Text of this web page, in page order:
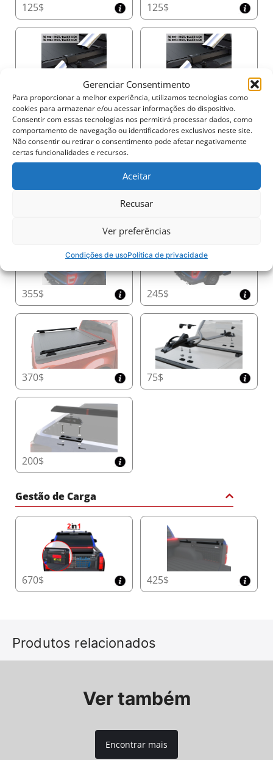
Gerenciar Consentimento
Para proporcionar a melhor experiência, utilizamos tecnologias como
cookies para armazenar e/ou acessar informações do dispositivo.
Consentir com essas tecnologias nos permitirá processar dados, como
comportamento de navegação ou identificadores exclusivos neste site.
Não consentir ou retirar o consentimento pode afetar negativamente
certas funcionalidades e recursos.
Aceitar
Recusar
Ver preferências
Condições de usoPolítica de privacidade
agradável, especialmente em altas velocidades.
Ideal para Profissionais e Grandes Frotas
O Tessera SE é a solução perfeita para profissionais e
grandes projetos de frotas, incluindo veículos
militares, policiais e de bombeiros. Sua durabilidade,
instalação fácil e recursos de alta segurança fazem
dele a escolha ideal para aplicações exigentes, onde
confiabilidade e funcionalidade são essenciais.
Atualize sua caminhonete com o Tessera SE e
experimente funcionalidade, segurança e estilo
incomparáveis. Perfeito para profissionais que
125$ 125$
125$
Barras e Racks
1335$
355$ 245$
370$ 75$
200$
Gestão de Carga
670$ 425$
Produtos relacionados
Ver também
Encontrar mais